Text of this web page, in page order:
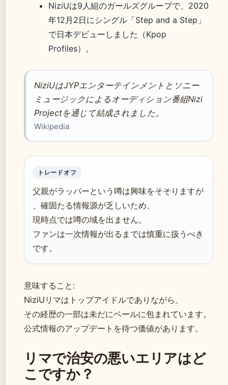
NiziUは9人組のガールズグループで、2020
年12月2日にシングル「Step and a Step」
で日本デビューしました（Kpop
Profiles）。
NiziUはJYPエンターテインメントとソニー
ミュージックによるオーディション番組Nizi
Projectを通じて結成されました。
Wikipedia
トレードオフ
父親がラッパーという噂は興味をそそりますが
、確固たる情報源が乏しいため、
現時点では噂の域を出ません。
ファンは一次情報が出るまでは慎重に扱うべき
です。
意味すること:
NiziUリマはトップアイドルでありながら、
その経歴の一部は未だにベールに包まれています。
公式情報のアップデートを待つ価値があります。
リマで治安の悪いエリアはど
こですか？